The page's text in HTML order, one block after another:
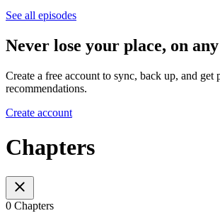
See all episodes
Never lose your place, on
Create a free account to sync, back up, and get
recommendations.
Create account
Chapters
0 Chapters